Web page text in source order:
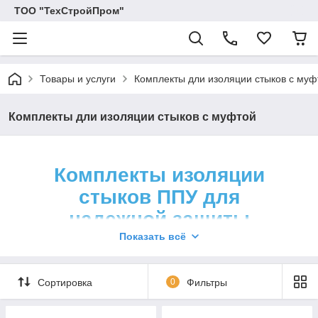
ТОО "ТехСтройПром"
Товары и услуги Комплекты дли изоляции стыков с
Комплекты дли изоляции стыков с муфтой
Комплекты изоляции
стыков ППУ для
надежной защиты
трубопроводов
Комплекты для изоляции стыков с муфтой
Показать всё
Сортировка 0 Фильтры